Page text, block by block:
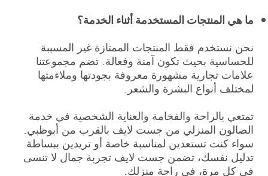
ما هي المنتجات المستخدمة أثناء الخدمة؟
نحن نستخدم فقط المنتجات الممتازة غير المسببة
للحساسية بحيث تكون آمنة وفعالة. تضم مجموعتنا
علامات تجارية مشهورة معروفة بجودتها وملاءمتها
لمختلف أنواع البشرة والشعر.
تمتعي بالراحة والفخامة والعناية الشخصية في خدمة
الصالون المنزلي من جست لايف بالقرب من أبوظبي.
سواء كنت تستعدين لمناسبة خاصة أو تريدين ببساطة
تدليل نفسك، تضمن جست لايف تجربة جمال لا تنسى
في كل مرة، في راحة منزلك.